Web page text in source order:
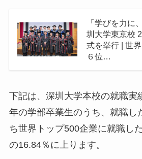
「学びを力に
圳大学東京校
式を挙行 | 世
６位…
下記は、深圳大学本校の就職実
年の学部卒業生のうち、就職し
ち世界トップ500企業に就職し
の16.84％に上ります。